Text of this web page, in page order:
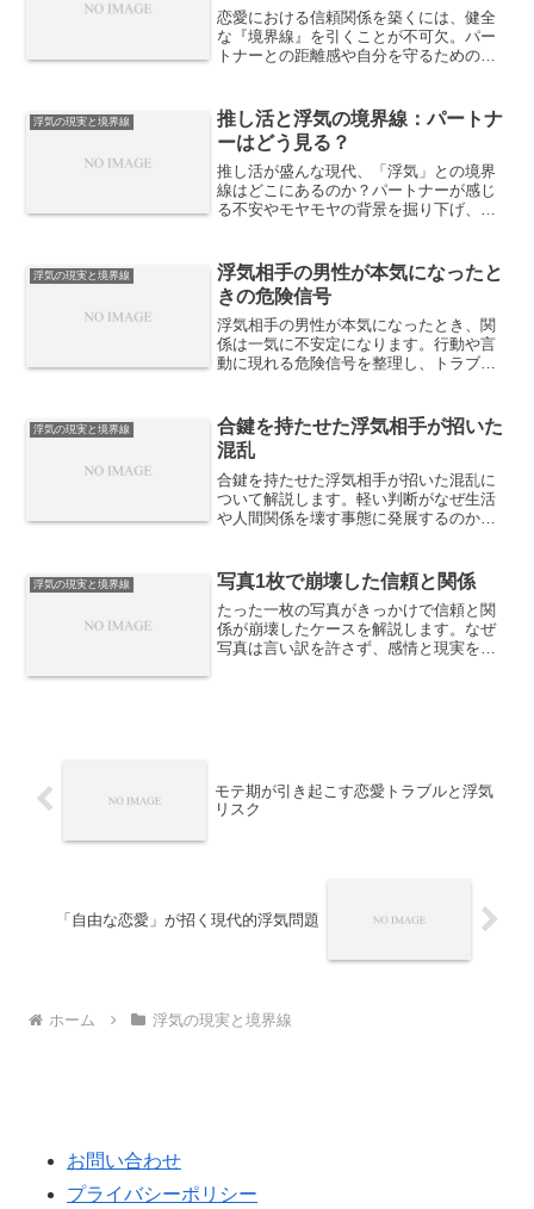
恋愛における信頼関係を築くには、健全
な『境界線』を引くことが不可欠。パー
トナーとの距離感や自分を守るための線
浮気の現実と境界線
推し活と浮気の境界線：パートナ
ーはどう見る？
推し活が盛んな現代、「浮気」との境界
線はどこにあるのか？パートナーが感じ
る不安やモヤモヤの背景を掘り下げ、健
浮気の現実と境界線
浮気相手の男性が本気になったと
きの危険信号
浮気相手の男性が本気になったとき、関
係は一気に不安定になります。行動や言
動に現れる危険信号を整理し、トラブル
浮気の現実と境界線
合鍵を持たせた浮気相手が招いた
混乱
合鍵を持たせた浮気相手が招いた混乱に
ついて解説します。軽い判断がなぜ生活
や人間関係を壊す事態に発展するのか、
浮気の現実と境界線 写真1枚で崩壊した信頼と関係
たった一枚の写真がきっかけで信頼と関
係が崩壊したケースを解説します。なぜ
写真は言い訳を許さず、感情と現実を一
モテ期が引き起こす恋愛トラブルと浮気
リスク
「自由な恋愛」が招く現代的浮気問題
ホーム 浮気の現実と境界線
お問い合わせ
プライバシーポリシー